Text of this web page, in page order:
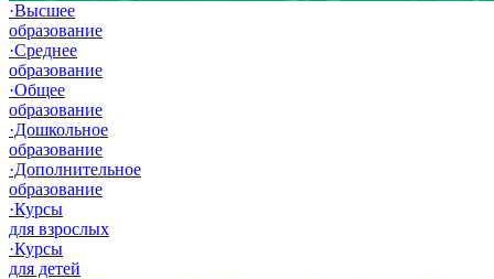
·Высшее
образование
·Среднее
образование
·Общее
образование
·Дошкольное
образование
·Дополнительное
образование
·Курсы
для взрослых
·Курсы
для детей